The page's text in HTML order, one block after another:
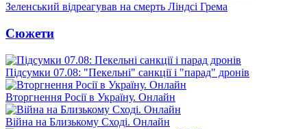
Зеленський відреагував на смерть Ліндсі Грема
Сюжети
Підсумки 07.08: "Пекельні" санкції і "парад" дронів
Вторгнення Росії в Україну. Онлайн
Війна на Близькому Сході. Онлайн